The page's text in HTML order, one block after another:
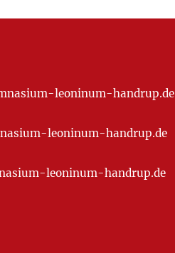
leoninum-handrup.de
leoninum-handrup.de
leoninum-handrup.de